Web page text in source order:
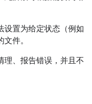
设置为给定状态（例如
件。
理、报告错误，并且不